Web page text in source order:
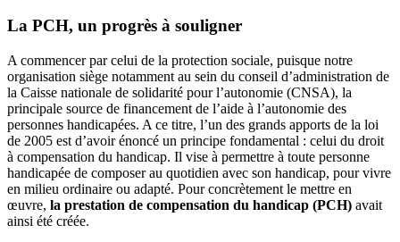
La PCH, un progrès à souligner
A commencer par celui de la protection sociale, puisque notre
organisation siège notamment au sein du conseil d’administration de
la Caisse nationale de solidarité pour l’autonomie (CNSA), la
principale source de financement de l’aide à l’autonomie des
personnes handicapées. A ce titre, l’un des grands apports de la loi
de 2005 est d’avoir énoncé un principe fondamental : celui du droit
à compensation du handicap. Il vise à permettre à toute personne
handicapée de composer au quotidien avec son handicap, pour vivre
en milieu ordinaire ou adapté. Pour concrètement le mettre en
œuvre, la prestation de compensation du handicap (PCH) avait
ainsi été créée.